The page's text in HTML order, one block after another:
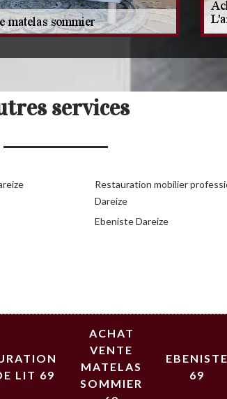
services
Restauration mobilier
Dareize
Ebeniste Dareize
LIT 69
ACHAT
VENTE
MATELAS
SOMMIER
EBENISTE
69